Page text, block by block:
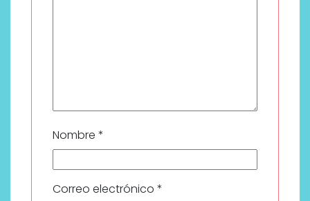
Nombre *
Correo electrónico *